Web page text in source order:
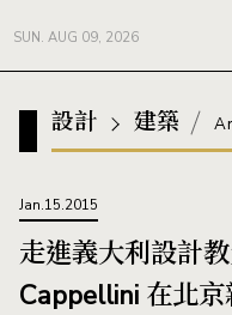
SUN. AUG 09, 2026
設計 建築
Jan.15.2015
走進義大利設計
Cappellini 在北京